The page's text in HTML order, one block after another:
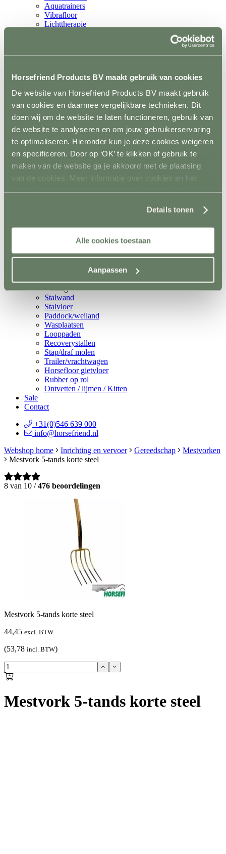
Horsefriend Products BV maakt gebruik van cookies
De website van Horsefriend Products BV maakt gebruik
van cookies en daarmee vergelijkbare technieken. Dit
doen wij om de website te laten functioneren, gebruik van
de website te analyseren en om jouw gebruikerservaring
te optimaliseren. Hieronder kun je deze cookies weigeren
en specificeren. Door op ‘OK’ te klikken of gebruik te
maken van de website ga je akkoord met de plaatsing
van de cookies. Meer informatie over cookies en het
gebruik van persoonsgegevens door Horsefriend
Details tonen
Alle cookies toestaan
Aanpassen
Aquatrainers
Vibrafloor
Lichttherapie
Terug
Staanders
Lepels
Complete hindernisen
Sponsorhindernissen
Sloten
Hindernis toebehoren
Terug
Dressuurpiste
Hindernisopslag
Terug
Vaste opslag
Mobiele opslag
Terug
Stalwand
Stalvloer
Paddock/weiland
Wasplaatsen
Looppaden
Recoverystallen
Stap/draf molen
Trailer/vrachtwagen
Horsefloor gietvloer
Rubber op rol
Ontvetten / lijmen / Kitten
Sale
Contact
+31(0)546 639 000
info@horsefriend.nl
Webshop home
Inrichting en vervoer Gereedschap
Mestvorken
Mestvork 5-tands korte steel
8 van 10 /476 beoordelingen
Mestvork 5-tands korte steel
44,45 excl. BTW
(53,78 incl. BTW)
Mestvork 5-tands korte steel